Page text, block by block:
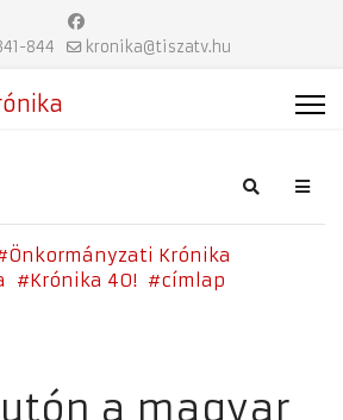
844 kronika@tiszatv.hu
Search
Önkormányzati Krónika
Krónika 40!
címlap
a magyar